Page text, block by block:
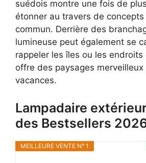
suédois montre une fois de
étonner au travers de
commun. Derrière des
lumineuse peut également se
rappeler les îles ou les endroits
offre des paysages
vacances.
Lampadaire
des Bestsellers
MEILLEURE VENTE N° 1